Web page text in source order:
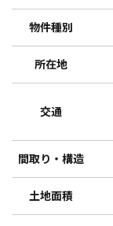
物件種別
所在地
交通
間取り・構造
土地面積